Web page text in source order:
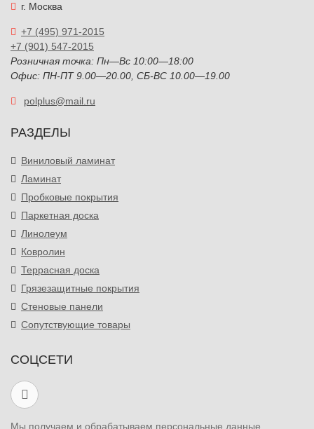
г. Москва
+7 (495) 971-2015
+7 (901) 547-2015
Розничная точка: Пн—Вс 10:00—18:00
Офис: ПН-ПТ 9.00—20.00, СБ-ВС 10.00—19.00
polplus@mail.ru
РАЗДЕЛЫ
Виниловый ламинат
Ламинат
Пробковые покрытия
Паркетная доска
Линолеум
Ковролин
Террасная доска
Грязезащитные покрытия
Стеновые панели
Сопутствующие товары
СОЦСЕТИ
Мы получаем и обрабатываем персональные данные